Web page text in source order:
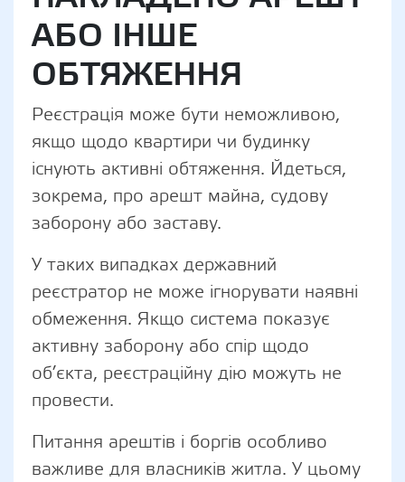
АБО ІНШЕ
ОБТЯЖЕННЯ
Реєстрація може бути неможливою,
якщо щодо квартири чи будинку
існують активні обтяження. Йдеться,
зокрема, про арешт майна, судову
заборону або заставу.
У таких випадках державний
реєстратор не може ігнорувати наявні
обмеження. Якщо система показує
активну заборону або спір щодо
об’єкта, реєстраційну дію можуть не
провести.
Питання арештів і боргів особливо
важливе для власників житла. У цьому